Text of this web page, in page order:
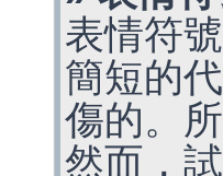
表情符
簡短的
傷的。
然而，